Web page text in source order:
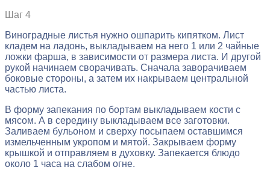
Шаг 4
Виноградные листья нужно ошпарить кипятком. Лист
кладем на ладонь, выкладываем на него 1 или 2 чайные
ложки фарша, в зависимости от размера листа. И другой
рукой начинаем сворачивать. Сначала заворачиваем
боковые стороны, а затем их накрываем центральной
частью листа.
В форму запекания по бортам выкладываем кости с
мясом. А в середину выкладываем все заготовки.
Заливаем бульоном и сверху посыпаем оставшимся
измельченным укропом и мятой. Закрываем форму
крышкой и отправляем в духовку. Запекается блюдо
около 1 часа на слабом огне.